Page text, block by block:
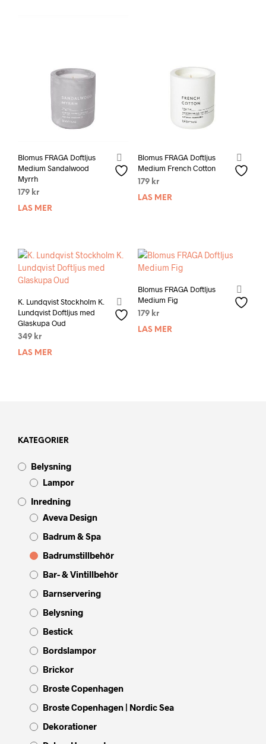
Blomus FRAGA Doftljus
Medium Sandalwood
Myrrh
179 kr
LÄS MER
Blomus FRAGA Doftljus
Medium French Cotton
179 kr
LÄS MER
K. Lundqvist Stockholm K.
Lundqvist Doftljus med
Glaskupa Oud
349 kr
LÄS MER
Blomus FRAGA Doftljus
Medium Fig
179 kr
LÄS MER
KATEGORIER
Belysning
Lampor
Inredning
Aveva Design
Badrum & Spa
Badrumstillbehör
Bar- & Vintillbehör
Barnservering
Belysning
Bestick
Bordslampor
Brickor
Broste Copenhagen
Broste Copenhagen | Nordic Sea
Dekorationer